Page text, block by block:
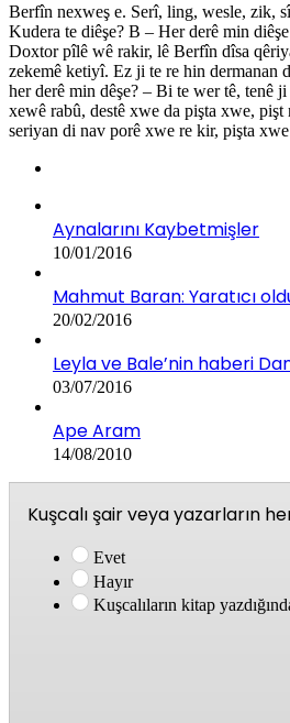
Berfîn nexweş e. Serî, ling, wesle, zik,
Kudera te diêşe? B – Her derê min
Doxtor pîlê wê rakir, lê Berfîn dîsa
zekemê ketiyî. Ez ji te re hin dermanan
her derê min dêşe? – Bi te wer tê, tenê
xewê rabû, destê xwe da pişta xwe,
seriyan di nav porê xwe re kir, pişta
Aynalarını Kaybetmişler
10/01/2016
Mahmut Baran: Yaratıcı
20/02/2016
Leyla ve Bale’nin haberi
03/07/2016
Ape Aram
14/08/2010
Kuşcalı şair veya yazarların
Evet
Hayır
Kuşcalıların kitap